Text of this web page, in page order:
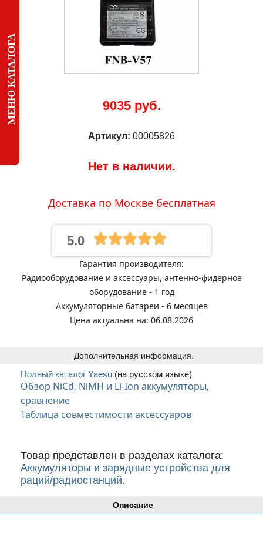
МЕНЮ КАТАЛОГА
Описание
9035 руб.
Артикул: 00005826
Нет в наличии.
Доставка по Москве бесплатная
5.0
Гарантия производителя:
Радиооборудование и аксессуары, антенно-фидерное
оборудование - 1 год
Аккумуляторные батареи - 6 месяцев
Цена актуальна на: 06.08.2026
Дополнительная информация.
Полный каталог Yaesu (на русском языке)
Обзор NiCd, NiMH и Li-Ion аккумуляторы,
сравнение
Таблица совместимости аксессуаров
Товар представлен в разделах каталога:
Аккумуляторы и зарядные устройства для
раций/радиостанций.